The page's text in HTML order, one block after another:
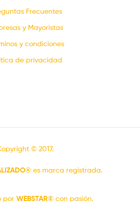
Frecuentes
y Mayoristas
y condiciones
de privacidad
© 2017.
es marca registrada.
por WEBSTAR© con pasión.